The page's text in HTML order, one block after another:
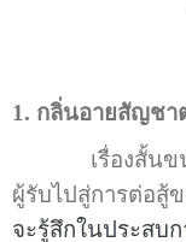
1. กลิ่นอายสัญช
เรื่องสั้นขนาด
ผู้รับไปสู่การต่อสู้
จะรู้สึกในประสบ